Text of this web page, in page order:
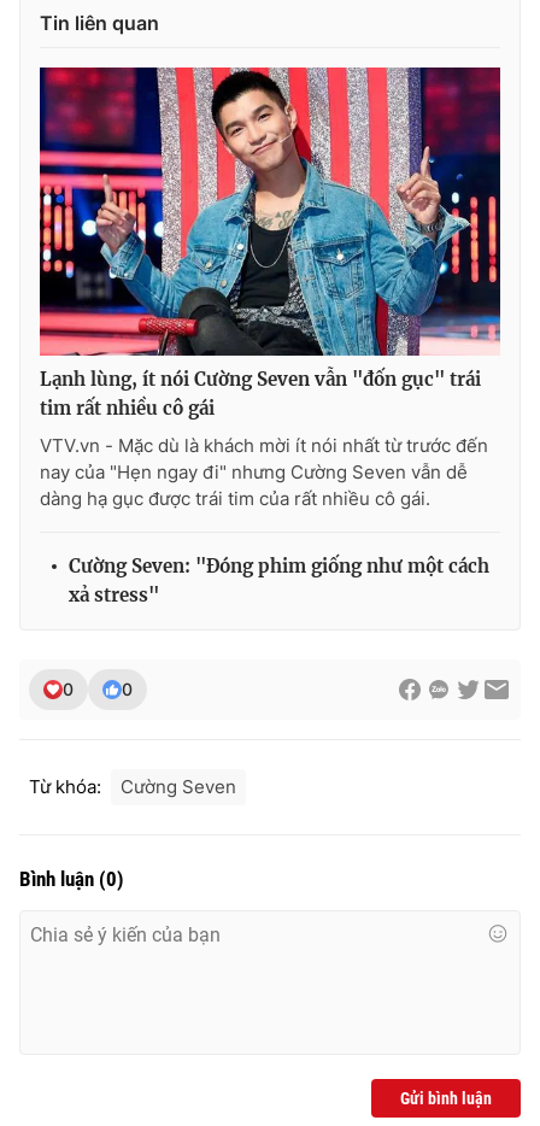
THỜI BÁO VTV
Theo dõi báo trên
Cơ quan chủ quản:Đài Truyền hình Việt Nam
Cơ quan báo chí:Thời báo VTV
Giấy phép hoạt động báo in và báo điện tử số 483/GP-BTTTT
cấp ngày 29/12/2023
Phó Tổng Biên tập:
Nguyễn Thị Mỹ Hạnh, Phạm Quốc Thắng,
Nguyễn Trọng Ninh
Ðiện thoại Thời báo VTV:
024.66 897 897
Email:toasoan@vtv.vn
Tin liên quan
Lạnh lùng, ít nói Cường Seven vẫn "đốn gục" trái
tim rất nhiều cô gái
VTV.vn - Mặc dù là khách mời ít nói nhất từ trước đến
nay của "Hẹn ngay đi" nhưng Cường Seven vẫn dễ
dàng hạ gục được trái tim của rất nhiều cô gái.
Cường Seven: "Đóng phim giống như một cách
xả stress"
0 0
Từ khóa: Cường Seven
Bình luận (0)
Gửi bình luận